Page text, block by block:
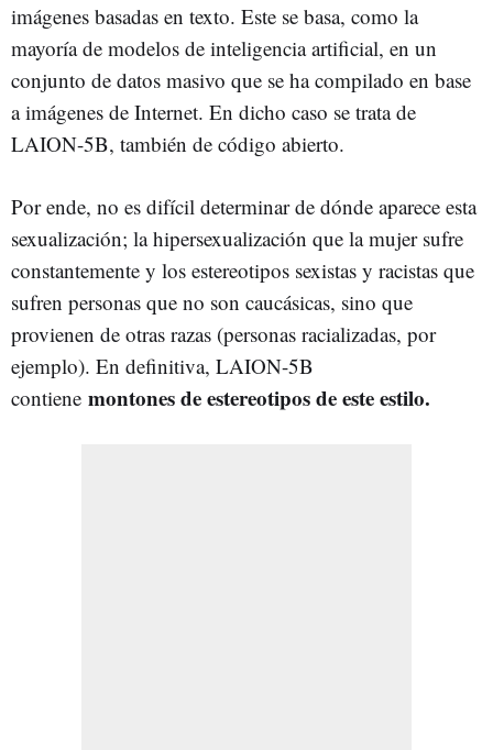
imágenes basadas en texto. Este se basa, como la
mayoría de modelos de inteligencia artificial, en un
conjunto de datos masivo que se ha compilado en base
a imágenes de Internet. En dicho caso se trata de
LAION-5B, también de código abierto.
Por ende, no es difícil determinar de dónde aparece esta
sexualización; la hipersexualización que la mujer sufre
constantemente y los estereotipos sexistas y racistas que
sufren personas que no son caucásicas, sino que
provienen de otras razas (personas racializadas, por
ejemplo). En definitiva, LAION-5B
contiene montones de estereotipos de este estilo.